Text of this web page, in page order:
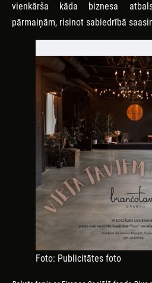
vienkārša kāda biznesa
pārmaiņām, risinot sabiedrībā
Foto: Publicitātes foto